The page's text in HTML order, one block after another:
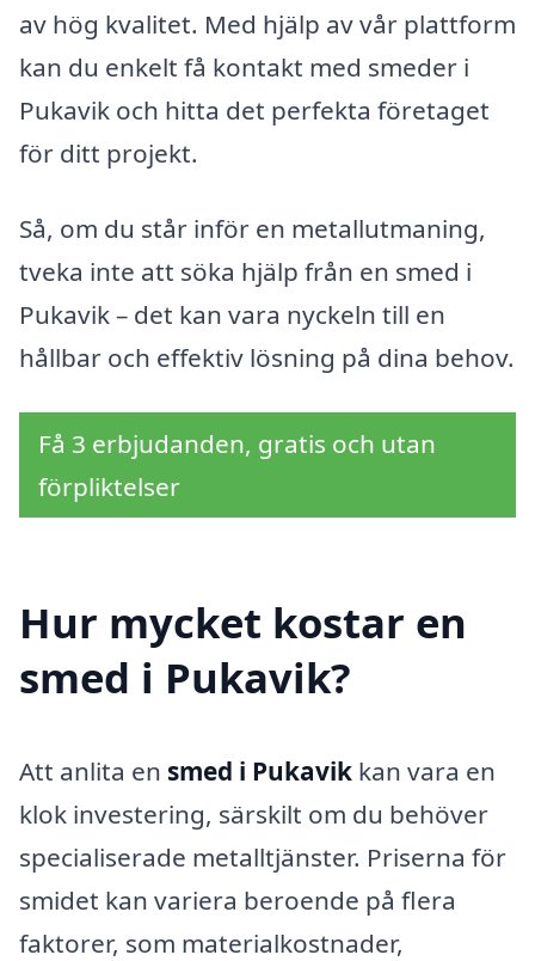
av hög kvalitet. Med hjälp av vår plattform
kan du enkelt få kontakt med smeder i
Pukavik och hitta det perfekta företaget
för ditt projekt.
Så, om du står inför en metallutmaning,
tveka inte att söka hjälp från en smed i
Pukavik – det kan vara nyckeln till en
hållbar och effektiv lösning på dina behov.
Få 3 erbjudanden, gratis och utan
förpliktelser
Hur mycket kostar en
smed i Pukavik?
Att anlita en smed i Pukavik kan vara en
klok investering, särskilt om du behöver
specialiserade metalltjänster. Priserna för
smidet kan variera beroende på flera
faktorer, som materialkostnader,